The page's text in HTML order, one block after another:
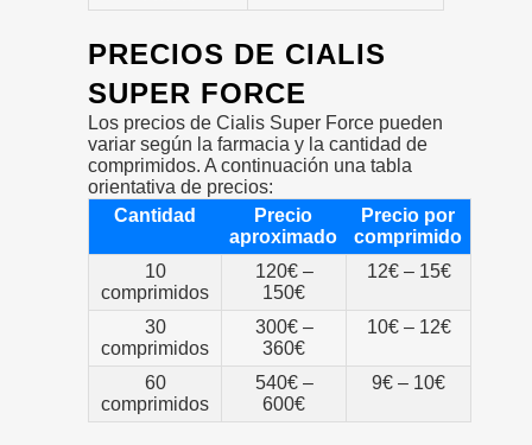
PRECIOS DE CIALIS
SUPER FORCE
Los precios de Cialis Super Force pueden
variar según la farmacia y la cantidad de
comprimidos. A continuación una tabla
orientativa de precios:
Cantidad
Precio
aproximado
Precio por
comprimido
10
comprimidos
120€ –
150€
12€ – 15€
30
comprimidos
300€ –
360€
10€ – 12€
60
comprimidos
540€ –
600€
9€ – 10€